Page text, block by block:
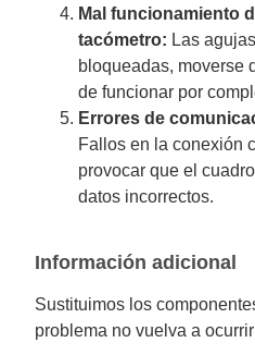
Mal funcionamiento
tacómetro: Las
bloqueadas, moverse
de funcionar por
Errores de
Fallos en la conexión
provocar que el
datos incorrectos.
Información adicional
Sustituimos los
problema no vuelva a